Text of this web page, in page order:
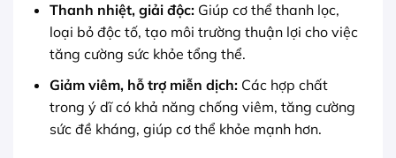
Thanh nhiệt, giải độc:Giúp cơ thể thanh lọc,
loại bỏ độc tố, tạo môi trường thuận lợi cho việc
tăng cường sức khỏe tổng thể.
Giảm viêm, hỗ trợ miễn dịch:Các hợp chất
trong ý dĩ có khả năng chống viêm, tăng cường
sức đề kháng, giúp cơ thể khỏe mạnh hơn.